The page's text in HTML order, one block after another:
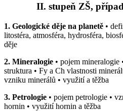
II. stupeň ZŠ,
1. Geologické děje na planetě •
litostéra, atmosféra, hydrosféra,
děje
2. Mineralogie • pojem mineralogie
struktura • Fy a Ch vlastnosti
vzniku minerálů • využití a těžba
3. Petrologie • pojem petrologie •
hornin • využití hornin a těžba